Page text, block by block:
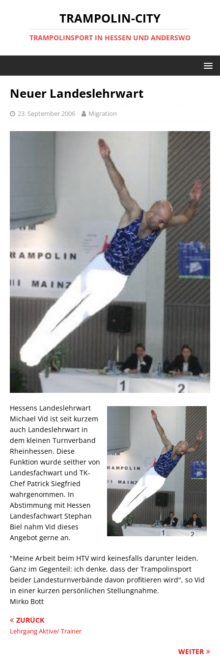
TRAMPOLIN-CITY
TRAMPOLINSPORT IN HESSEN UND ANDERSWO
Neuer Landeslehrwart
23. September 2006 Migration
Hessens Landeslehrwart
Michael Vid ist seit kurzem
auch Landeslehrwart in
dem kleinen Turnverband
Rheinhessen. Diese
Funktion wurde seither von
Landesfachwart und TK-
Chef Patrick Siegfried
wahrgenommen. In
Abstimmung mit Hessen
Landesfachwart Stephan
Biel nahm Vid dieses
Angebot gerne an.
"Meine Arbeit beim HTV wird keinesfalls darunter leiden.
Ganz im Gegenteil: ich denke, dass der Trampolinsport
beider Landesturnverbände davon profitieren wird", so Vid
in einer kurzen persönlichen Stellungnahme.
Mirko Bott
ZURÜCK
Lehrgang Aktive/ Trainer
WEITER